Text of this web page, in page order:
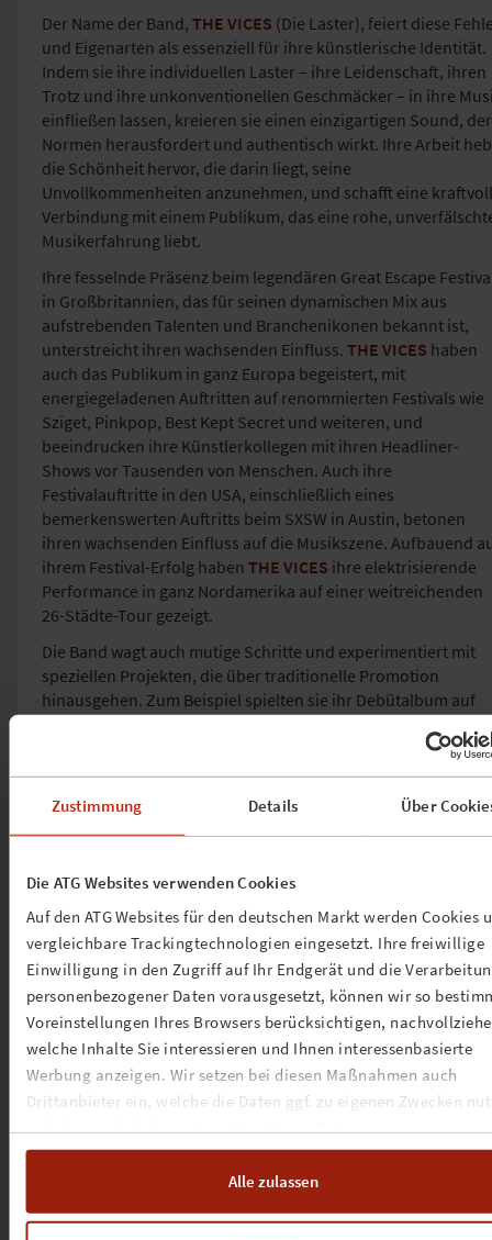
Zustimmung Details Über
Die ATG Websites verwenden Cookies
Auf den ATG Websites für den deutschen Markt werden Cookies
vergleichbare Trackingtechnologien eingesetzt. Ihre freiwillige
Einwilligung in den Zugriff auf Ihr Endgerät und die
personenbezogener Daten vorausgesetzt, können wir so
Voreinstellungen Ihres Browsers berücksichtigen,
welche Inhalte Sie interessieren und Ihnen interessenbasierte
Werbung anzeigen. Wir setzen bei diesen Maßnahmen auch
Drittanbieter ein, welche die Daten ggf. zu eigenen Zwecken
führen. Weitere Informationen, insbesondere zur Speicherdauer,
Cookie-Erklärungsowie zur Verarbeitung,
insbesondere zu Ihren Widerrufsmöglichkeiten und weiteren
Alle zulassen
Der Name der Band, THE VICES (Die Laster), feiert diese
und Eigenarten als essenziell für ihre künstlerische Identität.
Indem sie ihre individuellen Laster – ihre Leidenschaft, ihren
Trotz und ihre unkonventionellen Geschmäcker – in ihre
einfließen lassen, kreieren sie einen einzigartigen Sound, der
Normen herausfordert und authentisch wirkt. Ihre Arbeit
die Schönheit hervor, die darin liegt, seine
Unvollkommenheiten anzunehmen, und schafft eine
Verbindung mit einem Publikum, das eine rohe,
Musikerfahrung liebt.
Ihre fesselnde Präsenz beim legendären Great Escape
in Großbritannien, das für seinen dynamischen Mix aus
aufstrebenden Talenten und Branchenikonen bekannt ist,
unterstreicht ihren wachsenden Einfluss. THE VICES haben
auch das Publikum in ganz Europa begeistert, mit
energiegeladenen Auftritten auf renommierten Festivals wie
Sziget, Pinkpop, Best Kept Secret und weiteren, und
beeindrucken ihre Künstlerkollegen mit ihren Headliner-
Shows vor Tausenden von Menschen. Auch ihre
Festivalauftritte in den USA, einschließlich eines
bemerkenswerten Auftritts beim SXSW in Austin, betonen
ihren wachsenden Einfluss auf die Musikszene. Aufbauend
ihrem Festival-Erfolg haben THE VICES ihre elektrisierende
Performance in ganz Nordamerika auf einer weitreichenden
26-Städte-Tour gezeigt.
Die Band wagt auch mutige Schritte und experimentiert mit
speziellen Projekten, die über traditionelle Promotion
hinausgehen. Zum Beispiel spielten sie ihr Debütalbum auf
Nach dem Gewinn eines Pop-Stipendiums in Höhe von 10.000
Euro begann die Band, das Festival international
Das große ViceFest findet in ihrer Heimatstadt Groningen
und wird daneben auch nach London, Antwerpen, Budapest
THE VICESwurden als Spotify RADAR-Künstler ausgewählt
und gehören damit zu den aufstrebenden Talenten, die vom
globalen Künstlerentwicklungsprogramm von Spotify
hervorgehoben werden. Diese prestigeträchtige
unterstreicht den wachsenden Einfluss der Band in der
Musikszene und ebnet ihnen den Weg zum internationalen
Erfolg.